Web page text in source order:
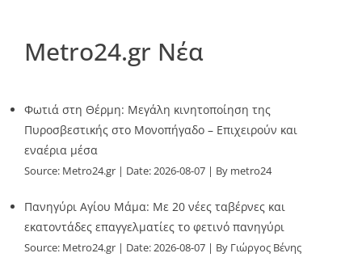
Metro24.gr Νέα
Φωτιά στη Θέρμη: Μεγάλη κινητοποίηση της
Πυροσβεστικής στο Μονοπήγαδο – Επιχειρούν και
εναέρια μέσα
Source: Metro24.gr Date: 2026-08-07 By metro24
Πανηγύρι Αγίου Μάμα: Με 20 νέες ταβέρνες και
εκατοντάδες επαγγελματίες το φετινό πανηγύρι
Source: Metro24.gr Date: 2026-08-07 By Γιώργος Βένης